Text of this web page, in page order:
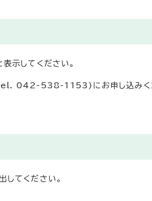
表示してください。
(tel. 042-538-1153)にお申し込みく
出してください。